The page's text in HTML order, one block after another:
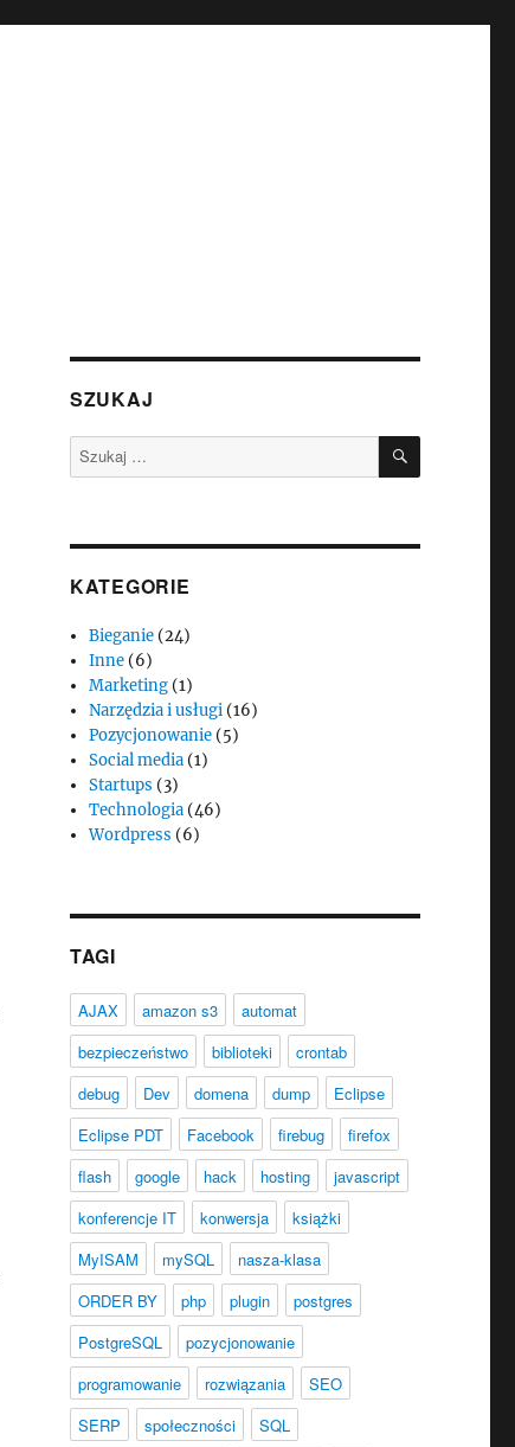
SZUKAJ
Szukaj: SZUKAJ
KATEGORIE
Bieganie (24)
Inne (6)
Marketing (1)
Narzędzia i usługi (16)
Pozycjonowanie (5)
Social media (1)
Startups (3)
Technologia (46)
Wordpress (6)
TAGI
AJAX amazon s3
automat
bezpieczeństwo
biblioteki
crontab
debug
Dev domena dump
Eclipse
Eclipse PDT
Facebook firebug
firefox
flash
google hack hosting
javascript
konferencje IT
konwersja
książki
MyISAM
mySQL
nasza-klasa
ORDER BY
php plugin
postgres
PostgreSQL
pozycjonowanie
programowanie
rozwiązania
SEO
SERP
społeczności
SQL